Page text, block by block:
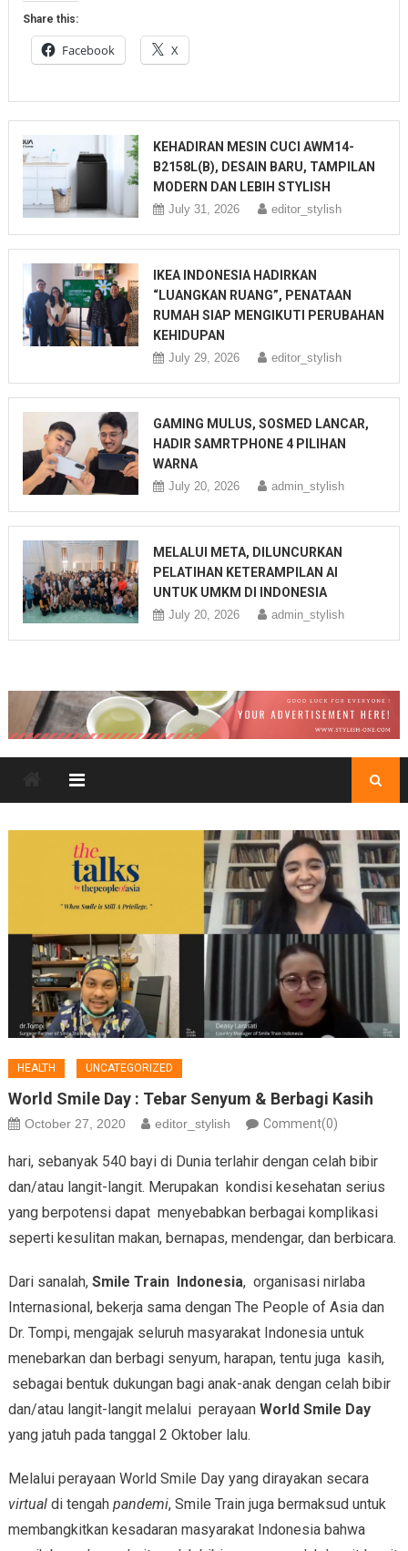
Share this:
Facebook X
KEHADIRAN MESIN CUCI AWM14-
B2158L(B), DESAIN BARU, TAMPILAN
MODERN DAN LEBIH STYLISH
July 31, 2026 editor_stylish
IKEA INDONESIA HADIRKAN
“LUANGKAN RUANG”, PENATAAN
RUMAH SIAP MENGIKUTI PERUBAHAN
KEHIDUPAN
July 29, 2026 editor_stylish
GAMING MULUS, SOSMED LANCAR,
HADIR SAMRTPHONE 4 PILIHAN
WARNA
July 20, 2026 admin_stylish
MELALUI META, DILUNCURKAN
PELATIHAN KETERAMPILAN AI
UNTUK UMKM DI INDONESIA
July 20, 2026 admin_stylish
HEALTH UNCATEGORIZED
World Smile Day : Tebar Senyum & Berbagi Kasih
October 27, 2020 editor_stylish Comment(0)
hari, sebanyak 540 bayi di Dunia terlahir dengan celah bibir
dan/atau langit-langit. Merupakan kondisi kesehatan serius
yang berpotensi dapat menyebabkan berbagai komplikasi
seperti kesulitan makan, bernapas, mendengar, dan berbicara.
Dari sanalah, Smile Train Indonesia, organisasi nirlaba
Internasional, bekerja sama dengan The People of Asia dan
Dr. Tompi, mengajak seluruh masyarakat Indonesia untuk
menebarkan dan berbagi senyum, harapan, tentu juga kasih,
sebagai bentuk dukungan bagi anak-anak dengan celah bibir
dan/atau langit-langit melalui perayaan World Smile Day
yang jatuh pada tanggal 2 Oktober lalu.
Melalui perayaan World Smile Day yang dirayakan secara
virtualdi tengahpandemi, Smile Train juga bermaksud untuk
membangkitkan kesadaran masyarakat Indonesia bahwa